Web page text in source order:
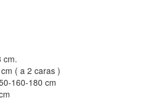
cm.
( a 2 caras )
160-180 cm